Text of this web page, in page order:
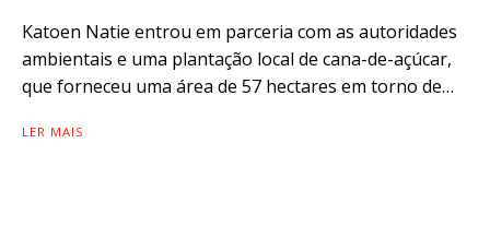
Katoen Natie entrou em parceria com as autoridades
ambientais e uma plantação local de cana-de-açúcar,
que forneceu uma área de 57 hectares em torno de…
LER MAIS